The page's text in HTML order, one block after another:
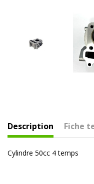
Description Fiche
Cylindre 50cc 4 temps